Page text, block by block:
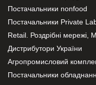
Постачальники nonfood
Постачальники Private
Retail. Роздрібні мережі,
Дистрибутори України
Агропромисловий
Постачальники